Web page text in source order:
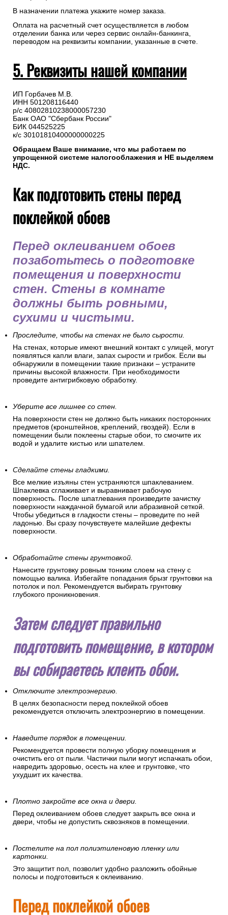
В назначении платежа укажите номер заказа.
Оплата на расчетный счет осуществляется в любом
отделении банка или через сервис онлайн-банкинга,
переводом на реквизиты компании, указанные в счете.
5. Реквизиты нашей компании
ИП Горбачев М.В.
ИНН 501208116440
р/с 40802810238000057230
Банк ОАО "Сбербанк России"
БИК 044525225
к/с 30101810400000000225
Обращаем Ваше внимание, что мы работаем по
упрощенной системе налогооблажения и НЕ выделяем
НДС.
Как подготовить стены перед
поклейкой обоев
Перед оклеиванием обоев
позаботьтесь о подготовке
помещения и поверхности
стен. Стены в комнате
должны быть ровными,
сухими и чистыми.
Проследите, чтобы на стенах не было сырости.
На стенах, которые имеют внешний контакт с улицей, могут
появляться капли влаги, запах сырости и грибок. Если вы
обнаружили в помещении такие признаки – устраните
причины высокой влажности. При необходимости
проведите антигрибковую обработку.
Уберите все лишнее со стен.
На поверхности стен не должно быть никаких посторонних
предметов (кронштейнов, креплений, гвоздей). Если в
помещении были поклеены старые обои, то смочите их
водой и удалите кистью или шпателем.
Сделайте стены гладкими.
Все мелкие изъяны стен устраняются шпаклеванием.
Шпаклевка сглаживает и выравнивает рабочую
поверхность. После шпатлевания произведите зачистку
поверхности наждачной бумагой или абразивной сеткой.
Чтобы убедиться в гладкости стены – проведите по ней
ладонью. Вы сразу почувствуете малейшие дефекты
поверхности.
Обработайте стены грунтовкой.
Нанесите грунтовку ровным тонким слоем на стену с
помощью валика. Избегайте попадания брызг грунтовки на
потолок и пол. Рекомендуется выбирать грунтовку
глубокого проникновения.
Затем следует правильно
подготовить помещение, в котором
вы собираетесь клеить обои.
Отключите электроэнергию.
В целях безопасности перед поклейкой обоев
рекомендуется отключить электроэнергию в помещении.
Наведите порядок в помещении.
Рекомендуется провести полную уборку помещения и
очистить его от пыли. Частички пыли могут испачкать обои,
навредить здоровью, осесть на клее и грунтовке, что
ухудшит их качества.
Плотно закройте все окна и двери.
Перед оклеиванием обоев следует закрыть все окна и
двери, чтобы не допустить сквозняков в помещении.
Постелите на пол полиэтиленовую пленку или
картонки.
Это защитит пол, позволит удобно разложить обойные
полосы и подготовиться к оклеиванию.
Перед поклейкой обоев